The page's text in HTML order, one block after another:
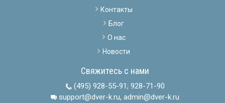
Контакты
Блог
О нас
Новости
Свяжитесь с нами
(495) 928-55-91; 928-71-90
support@dver-k.ru, admin@dver-k.ru